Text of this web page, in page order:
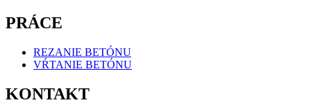
PRÁCE
REZANIE BETÓNU
VŔTANIE BETÓNU
KONTAKT